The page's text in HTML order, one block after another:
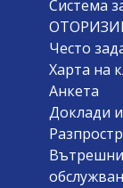
Система
Често
Харта на
Анкета
Доклади